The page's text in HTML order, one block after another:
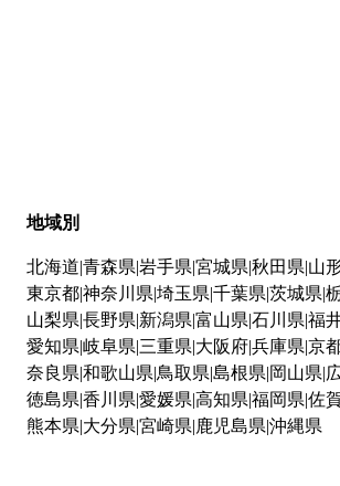
地域別
北海道 青森県 岩手県 宮城県 秋田県 山
東京都神奈川県 埼玉県 千葉県 茨城県
山梨県 長野県 新潟県 富山県 石川県 福
愛知県 岐阜県 三重県 大阪府兵庫県 京
奈良県 和歌山県 鳥取県 島根県 岡山県
徳島県 香川県 愛媛県 高知県 福岡県 佐
熊本県 大分県 宮崎県 鹿児島県 沖縄県